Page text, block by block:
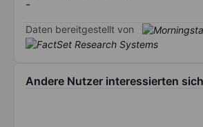
-
Daten bereitgestellt von
Andere Nutzer interessierten